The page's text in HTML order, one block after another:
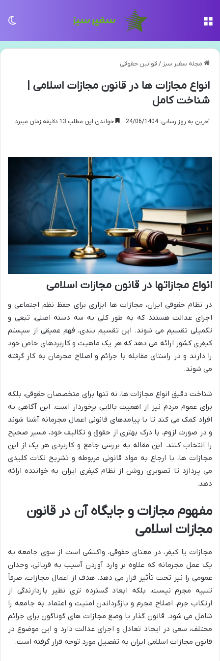
مجله سفیر سبز / قوانین حقوقی
انواع مجازات ها در قانون مجازات اسلامی |
شناخت کامل
آخرین به روز رسانی: 24/06/1404 خواندن این مطلب 13 دقیقه زمان میبرد
انواع مجازاتها در قانون مجازات اسلامی
در نظام حقوقی ایران، مجازات ها ابزاری برای حفظ نظم اجتماعی و
اجرای عدالت هستند که به طور کلی به سه دسته اصلی، تبعی و
تکمیلی تقسیم می شوند. این تقسیم بندی، فهم عمیقی از سیستم
کیفری کشور ارائه می دهد که هر یک ماهیت و کاربردهای خاص خود
را دارند و در راستای مقابله با جرائم و اصلاح مجرمان به کار گرفته
می شوند.
شناخت دقیق انواع مجازات ها، نه تنها برای متخصصان حقوقی، بلکه
برای عموم مردم نیز از اهمیت بالایی برخوردار است. این آگاهی به
افراد کمک می کند تا با پیامدهای قانونی اعمال مجرمانه آشنا شوند
و در صورت لزوم، با درک بهتری از حقوق و تکالیف خود، مسیر صحیح
را انتخاب کنند. این مقاله به بررسی جامع و کاربردی هر یک از این
مجازات ها، با ارجاع به مواد قانونی مربوطه و تشریح نکات کلیدی
می پردازد تا تصویری روشن از نظام کیفری ایران به خواننده ارائه
دهد.
مفهوم مجازات و جایگاه آن در قانون
مجازات اسلامی
مجازات یا کیفر، در معنای حقوقی، واکنشی است از سوی جامعه به
یک عمل مجرمانه که علاوه بر وارد آوردن آسیب به قربانی، وجدان
عمومی را نیز تحت تأثیر قرار می دهد. هدف از اعمال مجازات، صرفاً
تنبیه مجرم نیست، بلکه ابعاد گسترده تری نظیر بازدارندگی از
ارتکاب جرم، اصلاح مجرم و بازگرداندن امنیت و اعتماد به جامعه را
شامل می شود. قانون گذار با وضع مجازات های گوناگون برای جرائم
مختلف، سعی در ایجاد تعادل و اجرای عدالت دارد و این موضوع در
قانون مجازات اسلامی ایران به تفصیل مورد توجه قرار گرفته است.